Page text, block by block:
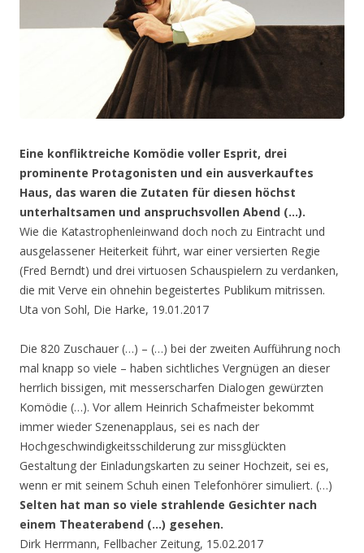
Eine konfliktreiche Komödie voller Esprit, drei
prominente Protagonisten und ein ausverkauftes
Haus, das waren die Zutaten für diesen höchst
unterhaltsamen und anspruchsvollen Abend (…).
Wie die Katastrophenleinwand doch noch zu Eintracht und
ausgelassener Heiterkeit führt, war einer versierten Regie
(Fred Berndt) und drei virtuosen Schauspielern zu verdanken,
die mit Verve ein ohnehin begeistertes Publikum mitrissen.
Uta von Sohl, Die Harke, 19.01.2017
Die 820 Zuschauer (…) – (…) bei der zweiten Aufführung noch
mal knapp so viele – haben sichtliches Vergnügen an dieser
herrlich bissigen, mit messerscharfen Dialogen gewürzten
Komödie (…). Vor allem Heinrich Schafmeister bekommt
immer wieder Szenenapplaus, sei es nach der
Hochgeschwindigkeitsschilderung zur missglückten
Gestaltung der Einladungskarten zu seiner Hochzeit, sei es,
wenn er mit seinem Schuh einen Telefonhörer simuliert. (…)
Selten hat man so viele strahlende Gesichter nach
einem Theaterabend (…) gesehen.
Dirk Herrmann, Fellbacher Zeitung, 15.02.2017